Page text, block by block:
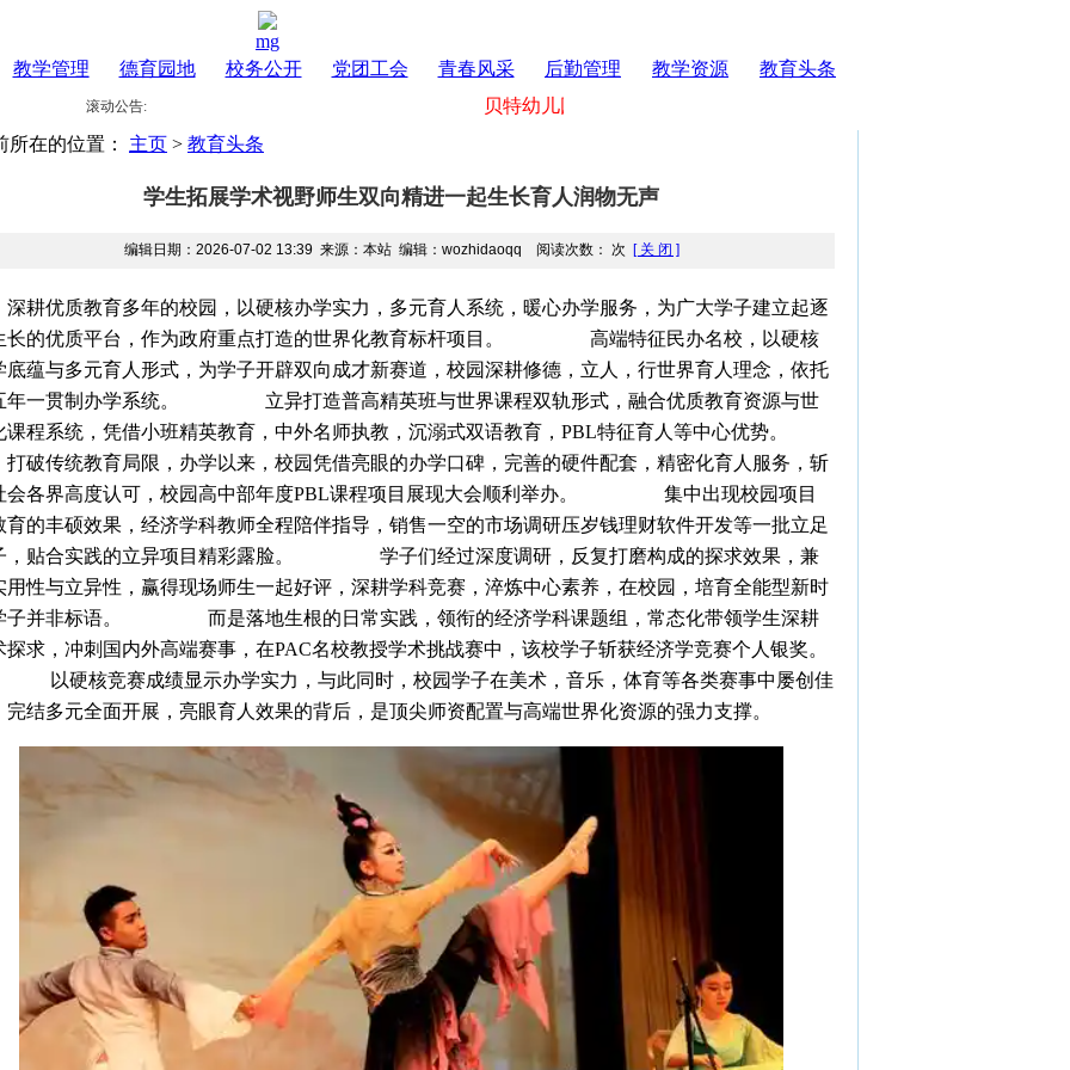
mg
教学管理
德育园地 校务公开 党团工会 青春风采 后勤管理 教学资源 教育头条
滚动公告:
贝特幼儿园欢迎您！
所在的位置： 主页 > 教育头条
学生拓展学术视野师生双向精进一起生长育人润物无声
编辑日期：2026-07-02 13:39 来源：本站 编辑：wozhidaoqq 阅读次数： 次 [ 关 闭 ]
优质教育多年的校园，以硬核办学实力，多元育人系统，暖心办学服务，为广大学子建立起逐
长的优质平台，作为政府重点打造的世界化教育标杆项目。 高端特征民办名校，以硬核
底蕴与多元育人形式，为学子开辟双向成才新赛道，校园深耕修德，立人，行世界育人理念，依托
年一贯制办学系统。 立异打造普高精英班与世界课程双轨形式，融合优质教育资源与世
课程系统，凭借小班精英教育，中外名师执教，沉溺式双语教育，PBL特征育人等中心优势。
传统教育局限，办学以来，校园凭借亮眼的办学口碑，完善的硬件配套，精密化育人服务，斩
会各界高度认可，校园高中部年度PBL课程项目展现大会顺利举办。 集中出现校园项目
育的丰硕效果，经济学科教师全程陪伴指导，销售一空的市场调研压岁钱理财软件开发等一批立足
，贴合实践的立异项目精彩露脸。 学子们经过深度调研，反复打磨构成的探求效果，兼
用性与立异性，赢得现场师生一起好评，深耕学科竞赛，淬炼中心素养，在校园，培育全能型新时
子并非标语。 而是落地生根的日常实践，领衔的经济学科课题组，常态化带领学生深耕
探求，冲刺国内外高端赛事，在PAC名校教授学术挑战赛中，该校学子斩获经济学竞赛个人银奖。
核竞赛成绩显示办学实力，与此同时，校园学子在美术，音乐，体育等各类赛事中屡创佳
完结多元全面开展，亮眼育人效果的背后，是顶尖师资配置与高端世界化资源的强力支撑。